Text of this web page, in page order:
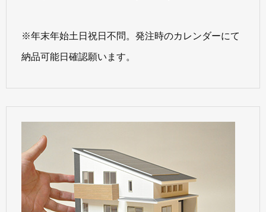
※年末年始土日祝日不問。発注時のカレンダーにて
納品可能日確認願います。